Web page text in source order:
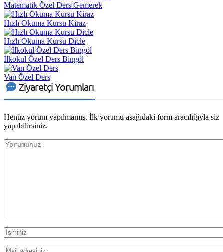
Matematik Özel Ders Gemerek
Hızlı Okuma Kursu Kiraz
Hızlı Okuma Kursu Dicle
İlkokul Özel Ders Bingöl
Van Özel Ders
Ziyaretçi Yorumları
Henüz yorum yapılmamış. İlk yorumu aşağıdaki form aracılığıyla siz
yapabilirsiniz.